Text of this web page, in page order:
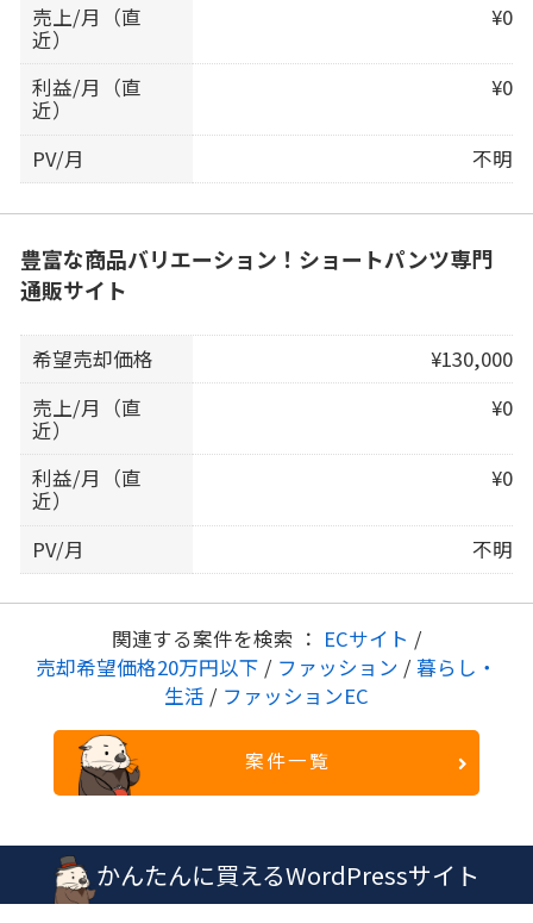
売上/月（直
近）
¥0
利益/月（直
近）
¥0
PV/月 不明
豊富な商品バリエーション！ショートパンツ専門
通販サイト
希望売却価格
¥130,000
売上/月（直
近）
¥0
利益/月（直
近）
¥0
PV/月 不明
関連する案件を検索 ： ECサイト /
売却希望価格20万円以下 / ファッション / 暮らし・
生活 / ファッションEC
案件一覧
かんたんに買えるWordPressサイト